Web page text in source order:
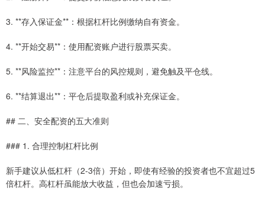
3. **存入保证金**：根据杠杆比例缴纳自有资金。
4. **开始交易**：使用配资账户进行股票买卖。
5. **风险监控**：注意平台的风控规则，避免触及平仓线。
6. **结算退出**：平仓后提取盈利或补充保证金。
## 二、安全配资的五大准则
### 1. 合理控制杠杆比例
新手建议从低杠杆（2-3倍）开始，即使有经验的投资者也不宜超过5
倍杠杆。高杠杆虽能放大收益，但也会加速亏损。